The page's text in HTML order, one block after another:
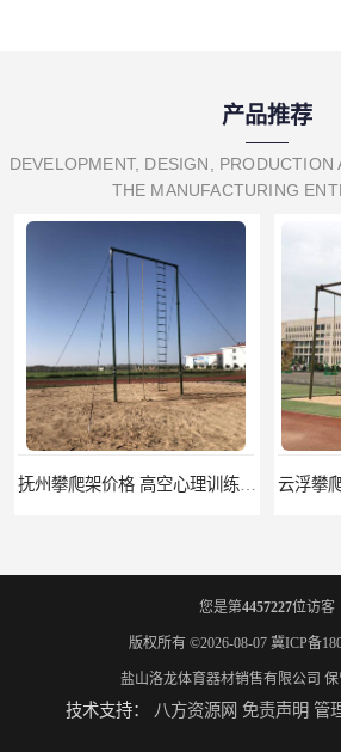
产品推荐
DEVELOPMENT, DESIGN,
THE MANUFACTURING
您是第4457227位访客
版权所有 ©2026-08-07 冀ICP备
盐山洛龙体育器材销售有限公司 保
技术支持： 八方资源网 免责声明 管